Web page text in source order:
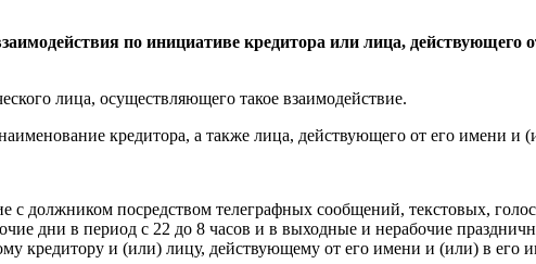
по инициативе кредитора или лица,
лица, осуществляющего такое взаимодействие.
кредитора, а также лица, действующего от его имени и
с должником посредством телеграфных сообщений, текстовых,
дни в период с 22 до 8 часов и в выходные и нерабочие
кредитору и (или) лицу, действующему от его имени и (или) в его